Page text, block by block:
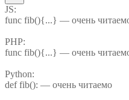
JS:
func fib(){...} — очень
PHP:
func fib(){...} — очень
Python:
def fib(): — очень читаемо